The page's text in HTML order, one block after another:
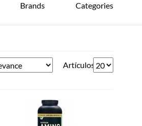
Brands Categories
Artículos